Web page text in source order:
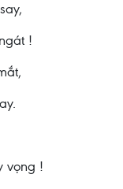
!
vọng !